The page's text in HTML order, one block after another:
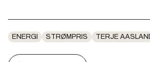
ENERGI STRØMPRIS TERJE